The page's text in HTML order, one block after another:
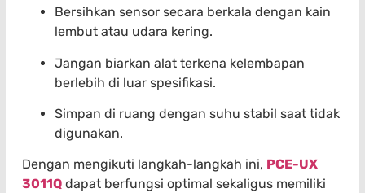
Bersihkan sensor secara berkala dengan kain
lembut atau udara kering.
Jangan biarkan alat terkena kelembapan
berlebih di luar spesifikasi.
Simpan di ruang dengan suhu stabil saat tidak
digunakan.
Dengan mengikuti langkah-langkah ini, PCE-UX
3011Q dapat berfungsi optimal sekaligus memiliki